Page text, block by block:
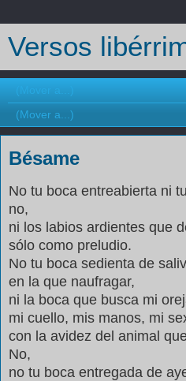
Versos
Bésame
No tu boca entreabierta ni
no,
ni los labios ardientes que
sólo como preludio.
No tu boca sedienta de
en la que naufragar,
ni la boca que busca mi
mi cuello, mis manos, mi
con la avidez del animal
No,
no tu boca entregada de